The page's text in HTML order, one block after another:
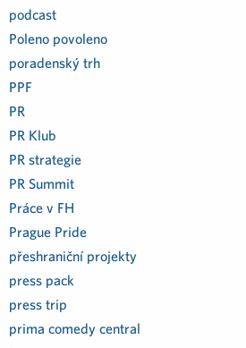
podcast
Poleno povoleno
poradenský trh
PPF
PR
PR Klub
PR strategie
PR Summit
Práce v FH
Prague Pride
přeshraniční projekty
press pack
press trip
prima comedy central